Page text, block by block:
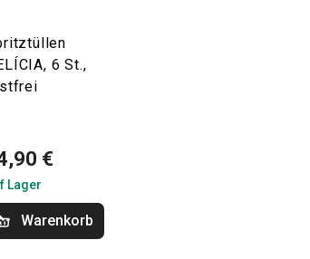
6 St.,
€
Lager
Warenkorb